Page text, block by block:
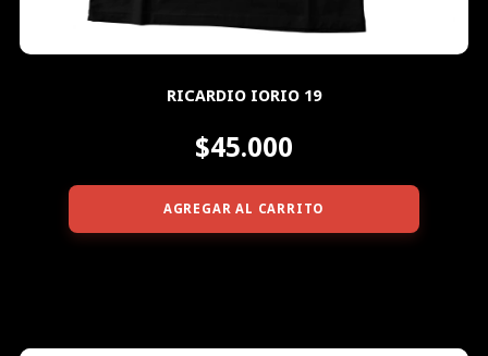
RICARDIO IORIO 19
$45.000
AGREGAR AL CARRITO